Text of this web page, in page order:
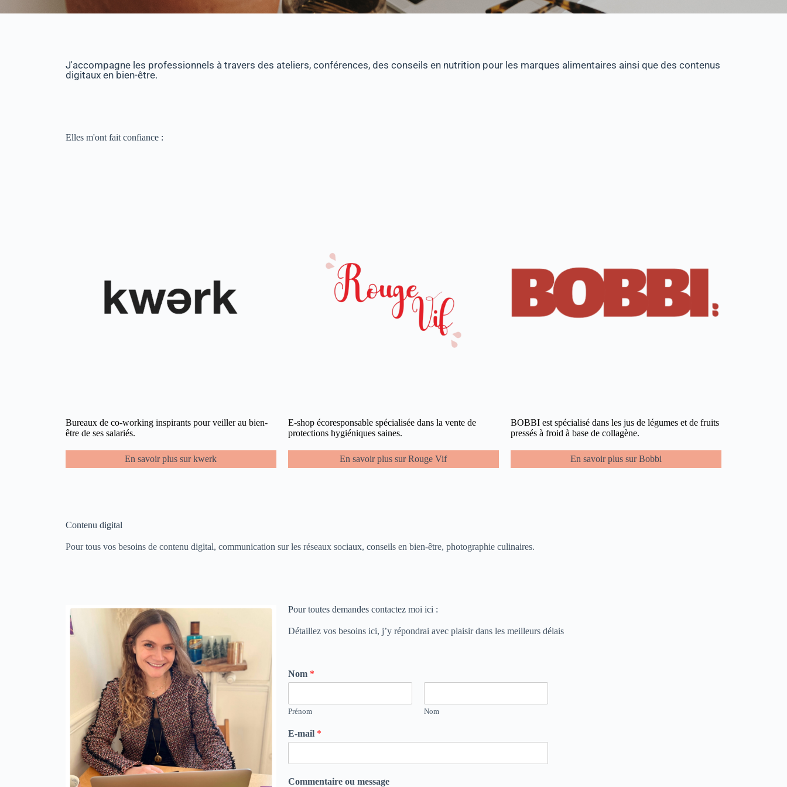
J'accompagne les professionnels à travers des ateliers, conférences, des conseils en nutrition pour les marques alimentaires ainsi que des contenus
digitaux en bien-être.
Elles m'ont fait confiance :
Bureaux de co-working inspirants pour veiller au bien-
être de ses salariés.​
En savoir plus sur kwerk
E-shop écoresponsable spécialisée dans la vente de
protections hygiéniques saines.
En savoir plus sur Rouge Vif
BOBBI est spécialisé dans les jus de légumes et de fruits
pressés à froid à base de collagène.
En savoir plus sur Bobbi
Contenu digital
Pour tous vos besoins de contenu digital, communication sur les réseaux sociaux, conseils en bien-être, photographie culinaires.
Pour toutes demandes contactez moi ici :
Détaillez vos besoins ici, j’y répondrai avec plaisir dans les meilleurs délais
u
o
m
e
t
i
Nom *
Prénom Nom
E-mail *
Commentaire ou message